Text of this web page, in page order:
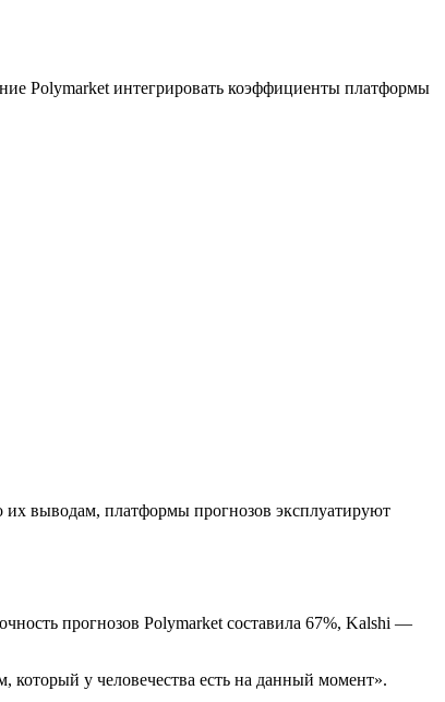
Polymarket интегрировать коэффициенты платформы
выводам, платформы прогнозов эксплуатируют
прогнозов Polymarket составила 67%, Kalshi —
у человечества есть на данный момент».